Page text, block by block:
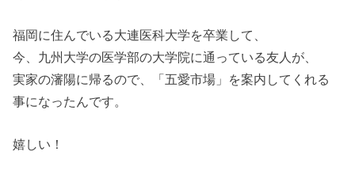
福岡に住んでいる大連医科大学を卒業して、
今、九州大学の医学部の大学院に通っている友人が、
実家の瀋陽に帰るので、「五愛市場」を案内してくれる
事になったんです。
嬉しい！